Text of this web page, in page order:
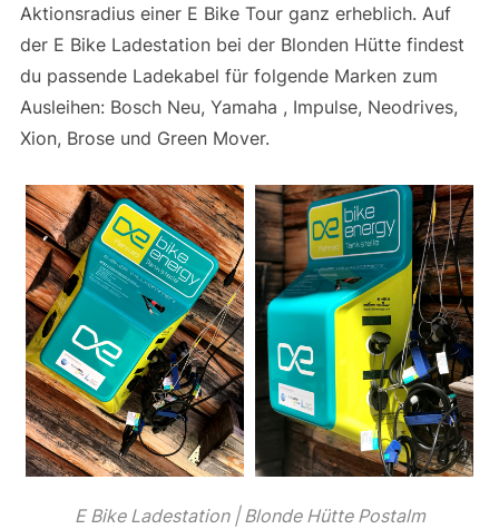
Aktionsradius einer E Bike Tour ganz erheblich. Auf
der E Bike Ladestation bei der Blonden Hütte findest
du passende Ladekabel für folgende Marken zum
Ausleihen: Bosch Neu, Yamaha , Impulse, Neodrives,
Xion, Brose und Green Mover.
E Bike Ladestation | Blonde Hütte Postalm